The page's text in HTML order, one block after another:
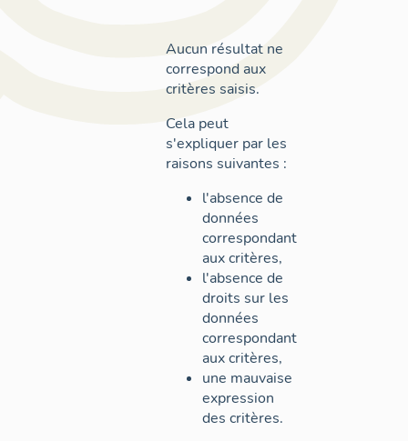
Aucun résultat ne
correspond aux
critères saisis.
Cela peut
s'expliquer par les
raisons suivantes :
l'absence de
données
correspondant
aux critères,
l'absence de
droits sur les
données
correspondant
aux critères,
une mauvaise
expression
des critères.